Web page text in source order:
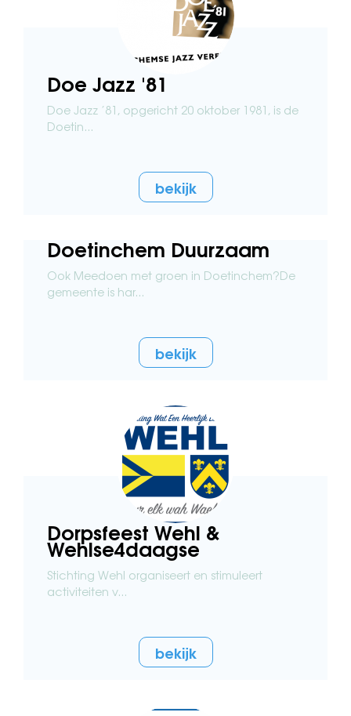
Doe Jazz '81
Doe Jazz ’81, opgericht 20 oktober 1981, is de
Doetin...
bekijk
Doetinchem Duurzaam
Ook Meedoen met groen in Doetinchem?De
gemeente is har...
bekijk
Dorpsfeest Wehl &
Wehlse4daagse
Stichting Wehl organiseert en stimuleert
activiteiten v...
bekijk